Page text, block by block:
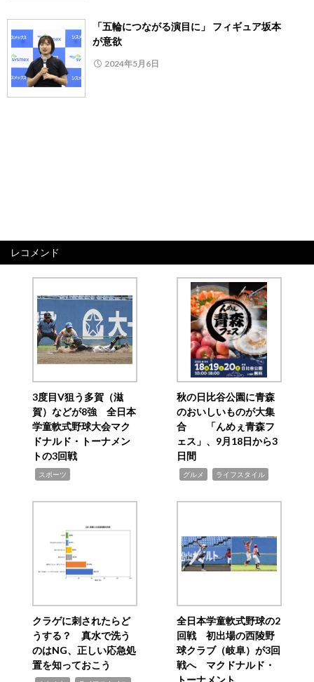
「五輪につながる演目に」 フィギュア坂本
が意欲
2024年5月6日
レコメンド
3度目V狙う多賀（滋
賀）などが8強 全日本
学童軟式野球大会マク
ドナルド・トーナメン
トの3回戦
スポーツ
秋の日比谷公園に青森
のおいしいものが大集
合 「んめぇ青森フ
ェス」、9月18日から3
日間
グルメ ライフスタイル
クラゲに刺されたらど
うする？ 真水で洗う
のはNG、正しい応急処
置を知っておこう
全日本学童軟式野球の2
回戦 初出場の西陵野
球クラブ（岐阜）が3回
戦へ マクドナルド・